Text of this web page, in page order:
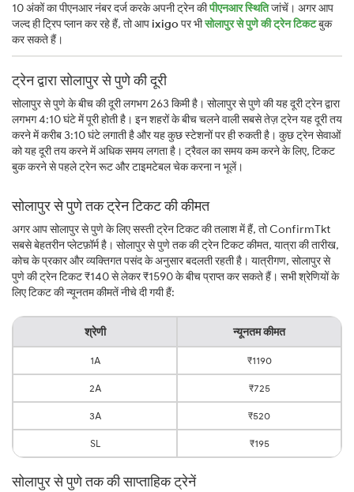
10 अंकों का पीएनआर नंबर दर्ज करके अपनी ट्रेन कीपीएनआर स्थितिजांचें। अगर आप
जल्द ही ट्रिप प्लान कर रहे हैं, तो आपixigoपर भीसोलापुर से पुणे की ट्रेन टिकटबुक
कर सकते हैं।
ट्रेन द्वारा सोलापुर से पुणे की दूरी
सोलापुर से पुणे के बीच की दूरी लगभग 263 किमी है। सोलापुर से पुणे की यह दूरी ट्रेन द्वारा
लगभग 4:10 घंटे में पूरी होती है। इन शहरों के बीच चलने वाली सबसे तेज़ ट्रेन यह दूरी तय
करने में करीब 3:10 घंटे लगाती है और यह कुछ स्टेशनों पर ही रुकती है। कुछ ट्रेन सेवाओं
को यह दूरी तय करने में अधिक समय लगता है। ट्रैवल का समय कम करने के लिए, टिकट
बुक करने से पहले ट्रेन रूट और टाइमटेबल चेक करना न भूलें।
सोलापुर से पुणे तक ट्रेन टिकट की कीमत
अगर आप सोलापुर से पुणे के लिए सस्ती ट्रेन टिकट की तलाश में हैं, तो ConfirmTkt
सबसे बेहतरीन प्लेटफ़ॉर्म है। सोलापुर से पुणे तक की ट्रेन टिकट कीमत, यात्रा की तारीख,
कोच के प्रकार और व्यक्तिगत पसंद के अनुसार बदलती रहती है। यात्रीगण, सोलापुर से
पुणे की ट्रेन टिकट ₹140 से लेकर ₹1590 के बीच प्राप्त कर सकते हैं। सभी श्रेणियों के
लिए टिकट की न्यूनतम कीमतें नीचे दी गयी हैं:
श्रेणी न्यूनतम कीमत
1A ₹1190
2A ₹725
3A ₹520
SL ₹195
सोलापुर से पुणे तक की साप्ताहिक ट्रेनें